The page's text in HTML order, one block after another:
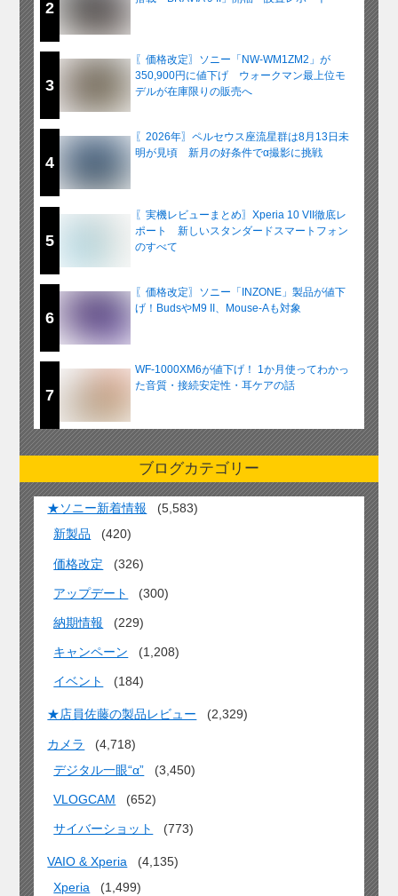
2
3
〖価格改定〗ソニー「NW-WM1ZM2」が
350,900円に値下げ ウォークマン最上位モ
デルが在庫限りの販売へ
4
〖2026年〗ペルセウス座流星群は8月13日未
明が見頃 新月の好条件でα撮影に挑戦
5
〖実機レビューまとめ〗Xperia 10 VII徹底レ
ポート 新しいスタンダードスマートフォン
のすべて
6
〖価格改定〗ソニー「INZONE」製品が値下
げ！BudsやM9 II、Mouse-Aも対象
7
WF-1000XM6が値下げ！ 1か月使ってわかっ
た音質・接続安定性・耳ケアの話
ブログカテゴリー
★ソニー新着情報
(5,583)
新製品
(420)
価格改定 (326)
アップデート (300)
納期情報 (229)
キャンペーン (1,208)
イベント (184)
★店員佐藤の製品レビュー (2,329)
カメラ
(4,718)
デジタル一眼“α”
(3,450)
VLOGCAM (652)
サイバーショット (773)
VAIO & Xperia
(4,135)
Xperia
(1,499)